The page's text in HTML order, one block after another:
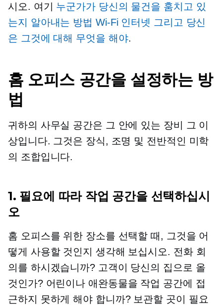
시오. 여기 누군가가 당신의 물건을 훔치고 있
는지 알아내는 방법 Wi-Fi 인터넷 그리고 당신
은 그것에 대해 무엇을 해야.
홈 오피스 공간을 설정하는 방
법
귀하의 사무실 공간은 그 안에 있는 장비 그 이
상입니다. 그것은 장식, 조명 및 전반적인 미학
의 조합입니다.
1. 필요에 따라 작업 공간을 선택하십시
오
홈 오피스를 위한 장소를 선택할 때, 그것을 어
떻게 사용할 것인지 생각해 보십시오. 전화 회
의를 하시겠습니까? 고객이 당신의 집으로 올
것인가? 어린이나 애완동물을 작업 공간에 접
근하지 못하게 해야 합니까? 보관할 곳이 필요